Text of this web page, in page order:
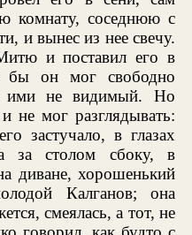
комнату, соседнюю с
и вынес из нее свечу.
и поставил его в
бы он мог свободно
ими не видимый. Но
не мог разглядывать:
застучало, в глазах
за столом сбоку, в
диване, хорошенький
Калганов; она
смеялась, а тот, не